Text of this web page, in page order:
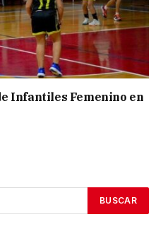
Infantiles Femenino en